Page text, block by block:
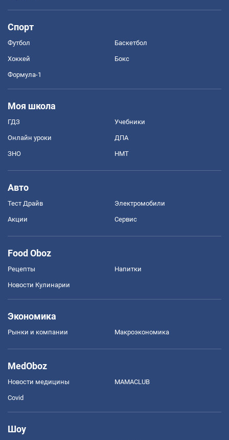
Спорт
Футбол Баскетбол
Хоккей Бокс
Формула-1
Моя школа
ГДЗ Учебники
Онлайн уроки ДПА
ЗНО НМТ
Авто
Тест Драйв Электромобили
Акции Сервис
Food Oboz
Рецепты Напитки
Новости Кулинарии
Экономика
Рынки и компании Mакроэкономика
MedOboz
Новости медицины MAMACLUB
Covid
Шоу